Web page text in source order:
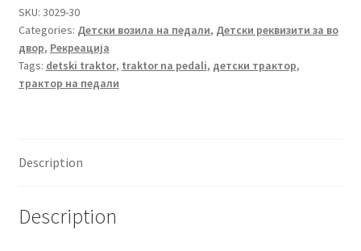
на
педали
Dolu
D1316
quantity
SKU: 3029-30
Categories: Детски возила на педали, Детски реквизити за во
двор, Рекреација
Tags: detski traktor, traktor na pedali, детски трактор,
трактор на педали
Description
Description